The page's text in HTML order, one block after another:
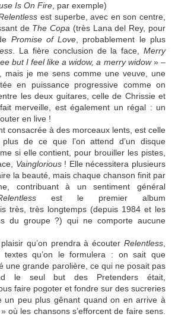
Is On Fire , par exemple)
est superbe, avec en son centre,
de The Copa (très Lana del Rey, pour
Promise of Love , probablement le plus
. La fière conclusion de la face,Merry
but I feel like a widow, a merry widow» –
mais je me sens comme une veuve, une
en puissance progressive comme on
les deux guitares, celle de Chrissie et
fait merveille, est également un régal : un
en live !
consacrée à des morceaux lents, est celle
de ce que l’on attend d’un disque
si elle contient, pour brouiller les pistes,
Vainglorious ! Elle nécessitera plusieurs
la beauté, mais chaque chanson finit par
contribuant à un sentiment général
est le premier album
très, très longtemps (depuis 1984 et les
du groupe ?) qui ne comporte aucune
qu’on prendra à écouter Relentless
textes qu’on le formulera : on sait que
une grande parolière, ce qui ne posait pas
le seul but des Pretenders était,
faire pogoter et fondre sur des sucreries
un peu plus gênant quand on en arrive à
où les chansons s’efforcent de faire sens.